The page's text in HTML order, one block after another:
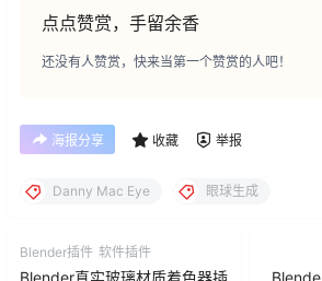
点点赞赏，手留余香
还没有人赞赏，快来当第一个赞赏的人吧！
海报分享 收藏 举报
Danny Mac Eye 眼球生成
Blender插件 软件插件
Blender真实玻璃材质着色器插